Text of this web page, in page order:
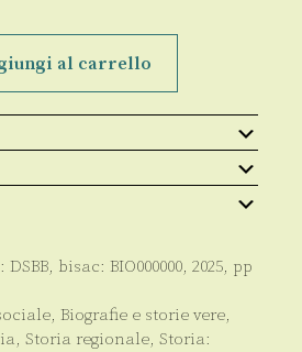
al carrello
DSBB, bisac: BIO000000, 2025, pp
, Biografie e storie vere,
, Storia regionale, Storia: